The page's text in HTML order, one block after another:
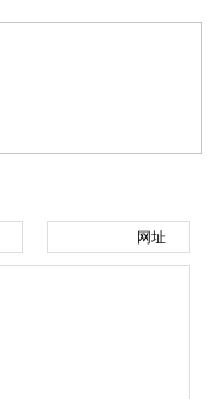
网址